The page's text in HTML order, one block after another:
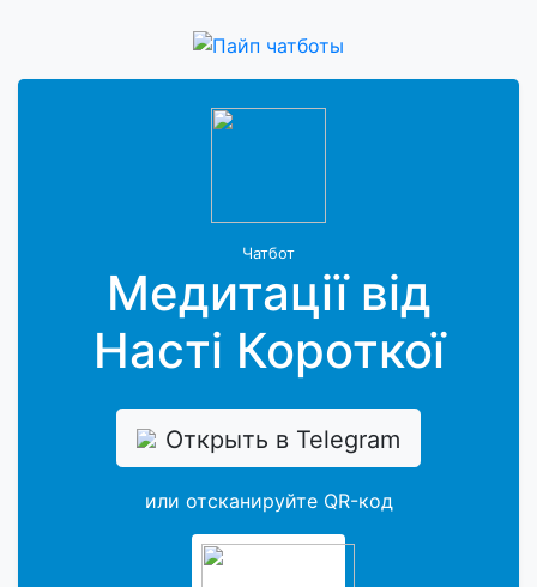
Чатбот
Медитації від
Насті Короткої
Открыть в Telegram
или отсканируйте QR-код